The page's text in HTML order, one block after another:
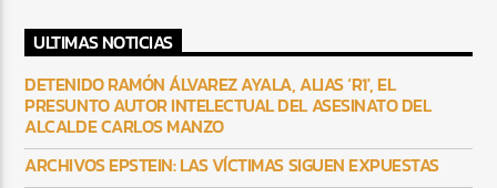
ULTIMAS NOTICIAS
DETENIDO RAMÓN ÁLVAREZ AYALA, ALIAS ‘R1′, EL
PRESUNTO AUTOR INTELECTUAL DEL ASESINATO DEL
ALCALDE CARLOS MANZO
ARCHIVOS EPSTEIN: LAS VÍCTIMAS SIGUEN EXPUESTAS